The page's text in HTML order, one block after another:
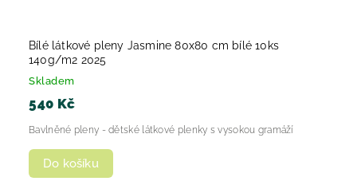
Bílé látkové pleny Jasmine 80x80 cm bílé 10ks
140g/m2 2025
Skladem
540 Kč
Do košíku
Bavlněné pleny - dětské látkové plenky s vysokou gramáží